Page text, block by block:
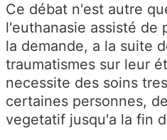
Ce débat n'est autre
l'euthanasie assisté de
la demande, a la suite
traumatismes sur leur
necessite des soins
certaines personnes,
vegetatif jusqu'a la fin